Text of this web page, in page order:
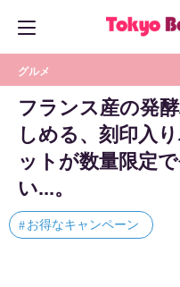
グルメ
フランス産の発
しめる、刻印入
ットが数量限定
い...。
お得なキャンペーン